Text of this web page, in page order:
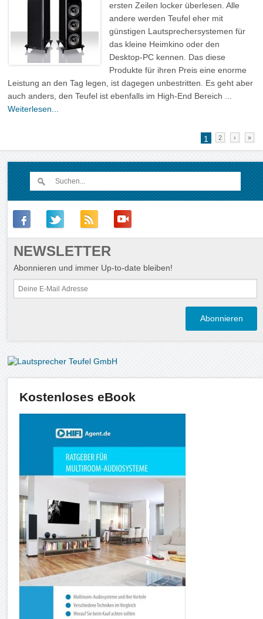
ersten Zeilen locker überlesen. Alle
andere werden Teufel eher mit
günstigen Lautsprechersystemen für
das kleine Heimkino oder den
Desktop-PC kennen. Das diese
Produkte für ihren Preis eine enorme
Leistung an den Tag legen, ist dagegen unbestritten. Es geht aber
auch anders, den Teufel ist ebenfalls im High-End Bereich ...
Weiterlesen...
1 2 › »
NEWSLETTER
Abonnieren und immer Up-to-date bleiben!
Kostenloses eBook